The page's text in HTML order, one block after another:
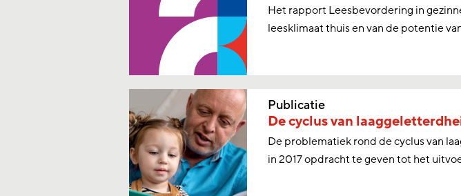
Het rapport Leesbevordering in
leesklimaat thuis en van de potentie
Publicatie
De cyclus van
De problematiek rond de cyclus van
in 2017 opdracht te geven tot het